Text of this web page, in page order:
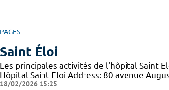
PAGES
Saint Éloi
Les principales activités de l'hôpital Saint
Hôpital Saint Eloi Address: 80 avenue
18/02/2026 15:25